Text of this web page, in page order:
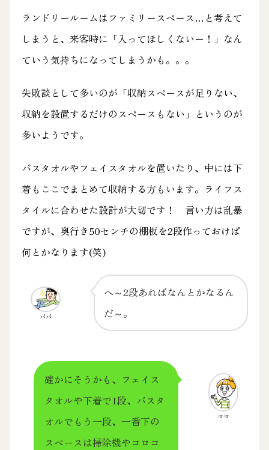
ランドリールームはファミリースペース…と考えて
しまうと、来客時に「入ってほしくないー！」なん
ていう気持ちになってしまうかも。。。
失敗談として多いのが「収納スペースが足りない、
収納を設置するだけのスペースもない」というのが
多いようです。
バスタオルやフェイスタオルを置いたり、中には下
着もここでまとめて収納する方もいます。ライフス
タイルに合わせた設計が大切です！ 言い方は乱暴
ですが、奥行き50センチの棚板を2段作っておけば
何とかなります(笑)
へ～2段あればなんとかなるん
だ～。
パパ
確かにそうかも、フェイス
タオルや下着で1段、バスタ
オルでもう一段、一番下の
スペースは掃除機やコロコ
ママ